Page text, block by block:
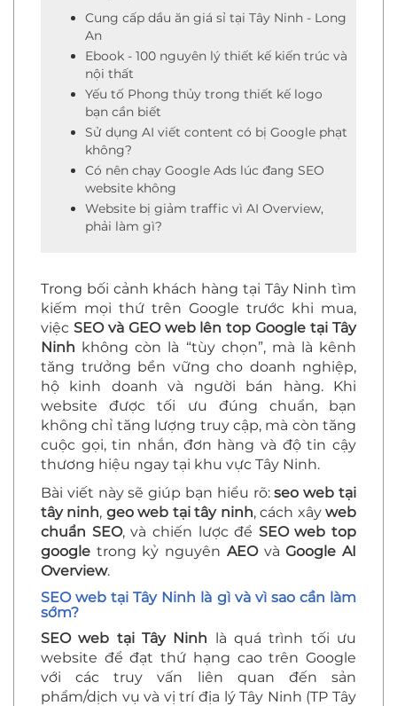
Cung cấp dầu ăn giá sỉ tại Tây Ninh - Long
An
Ebook - 100 nguyên lý thiết kế kiến trúc và
nội thất
Yếu tố Phong thủy trong thiết kế logo
bạn cần biết
Sử dụng AI viết content có bị Google phạt
không?
Có nên chạy Google Ads lúc đang SEO
website không
Website bị giảm traffic vì AI Overview,
phải làm gì?
Trong bối cảnh khách hàng tại Tây Ninh tìm
kiếm mọi thứ trên Google trước khi mua,
việc SEO và GEO web lên top Google tại Tây
Ninh không còn là “tùy chọn”, mà là kênh
tăng trưởng bền vững cho doanh nghiệp,
hộ kinh doanh và người bán hàng. Khi
website được tối ưu đúng chuẩn, bạn
không chỉ tăng lượng truy cập, mà còn tăng
cuộc gọi, tin nhắn, đơn hàng và độ tin cậy
thương hiệu ngay tại khu vực Tây Ninh.
Bài viết này sẽ giúp bạn hiểu rõ:seo web tại
tây ninh, geo web tại tây ninh, cách xâyweb
chuẩn SEO, và chiến lược để SEO web top
google trong kỷ nguyên AEOvàGoogle AI
Overview.
SEO web tại Tây Ninh là gì và vì sao cần làm
sớm?
SEO web tại Tây Ninh là quá trình tối ưu
website để đạt thứ hạng cao trên Google
với các truy vấn liên quan đến sản
phẩm/dịch vụ và vị trí địa lý Tây Ninh (TP Tây